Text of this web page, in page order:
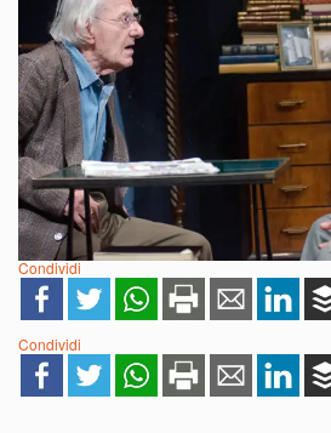
Condividi
Condividi